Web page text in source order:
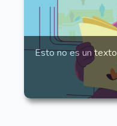
Esto no es un texto